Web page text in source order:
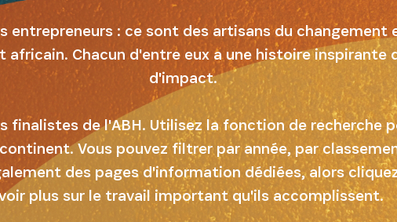
VOUS À NOTRE
entrepreneurs : ce sont des artisans du changement
Chacun d'entre eux a une histoire
d'impact.
finalistes de l'ABH. Utilisez la fonction de recherche
Vous pouvez filtrer par année, par
des pages d'information dédiées, alors
plus sur le travail important qu'ils accomplissent.